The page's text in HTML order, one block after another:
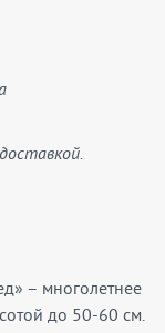
– многолетнее
до 50-60 см.